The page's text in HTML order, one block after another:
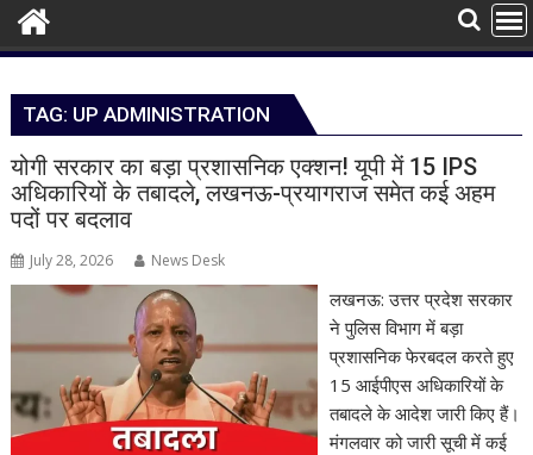
TAG: UP ADMINISTRATION
योगी सरकार का बड़ा प्रशासनिक एक्शन! यूपी में 15 IPS
अधिकारियों के तबादले, लखनऊ-प्रयागराज समेत कई अहम
पदों पर बदलाव
July 28, 2026 News Desk
लखनऊ: उत्तर प्रदेश सरकार
ने पुलिस विभाग में बड़ा
प्रशासनिक फेरबदल करते हुए
15 आईपीएस अधिकारियों के
तबादले के आदेश जारी किए हैं।
मंगलवार को जारी सूची में कई